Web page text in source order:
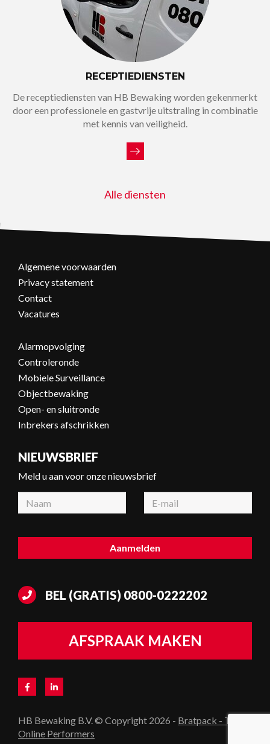
RECEPTIEDIENSTEN
De receptiediensten van HB Bewaking worden gekenmerkt
door een professionele en gastvrije uitstraling in combinatie
met kennis van veiligheid.
Alle diensten
Algemene voorwaarden
Privacy statement
Contact
Vacatures
Alarmopvolging
Controleronde
Mobiele Surveillance
Objectbewaking
Open- en sluitronde
Inbrekers afschrikken
NIEUWSBRIEF
Meld u aan voor onze nieuwsbrief
BEL (GRATIS) 0800-0222202
AFSPRAAK MAKEN
HB Bewaking B.V. © Copyright 2026 - Bratpack - The
Online Performers